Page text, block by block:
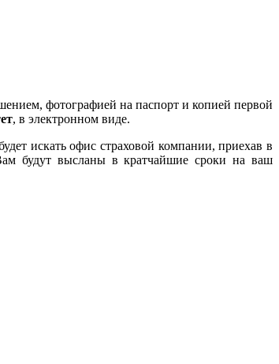
фотографией на паспорт и копией первой
, в электронном виде.
искать офис страховой компании, приехав в
будут высланы в кратчайшие сроки на ваш